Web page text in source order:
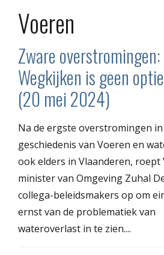
Voeren
Zware overstromingen:
Wegkijken is geen
(20 mei 2024)
Na de ergste overstromingen in
geschiedenis van Voeren en
ook elders in Vlaanderen, roept
minister van Omgeving Zuhal
collega-beleidsmakers op om
ernst van de problematiek van
wateroverlast in te zien....